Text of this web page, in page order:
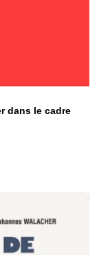
dans le cadre